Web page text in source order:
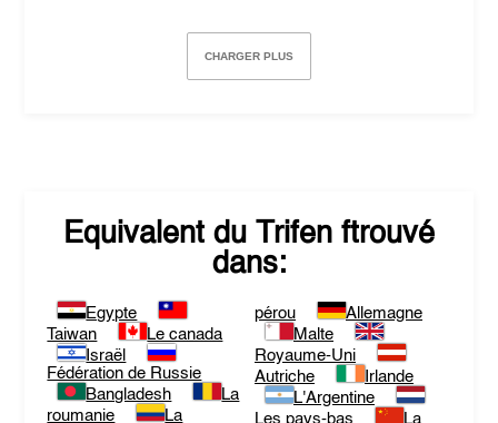
CHARGER PLUS
Equivalent du Trifen ftrouvé
dans:
Egypte
Taiwan
Le canada
Israël
Fédération de Russie
Bangladesh
La
roumanie
La
pérou
Allemagne
Malte
Royaume-Uni
Autriche
Irlande
L'Argentine
Les pays-bas
La